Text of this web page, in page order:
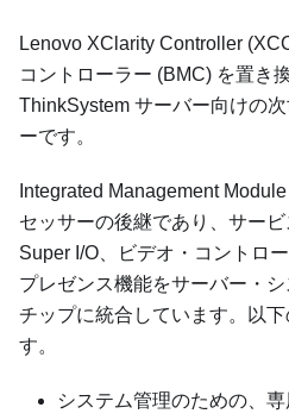
Lenovo XClarity Controller
コントローラー (BMC) を置き
ThinkSystem サーバー向けの
ーです。
Integrated Management
セッサーの後継であり、サービ
Super I/O、ビデオ・コントロ
プレゼンス機能をサーバー・
チップに統合しています。以
す。
システム管理のための、